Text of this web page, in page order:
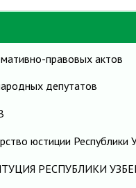
правовых актов
депутатов
юстиции Республики
РЕСПУБЛИКИ